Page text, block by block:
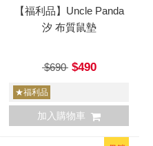
【福利品】Uncle Panda
汐 布質鼠墊
$690$490
★福利品
加入購物車